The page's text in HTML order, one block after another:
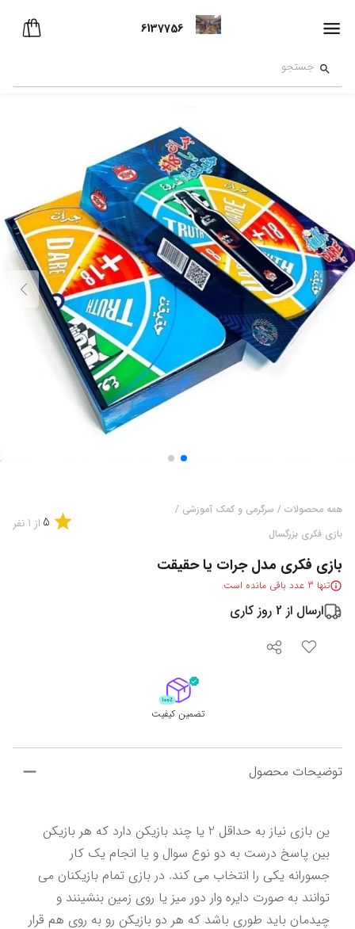
6137756
همه محصولات / سرگرمی و کمک آموزشی /
بازی فکری بزرگسال
5 از 1 نفر
بازی فکری مدل جرات یا حقیقت
تنها 3 عدد باقی مانده است.
ارسال از 2 روز کاری
تضمین کیفیت
توضیحات محصول